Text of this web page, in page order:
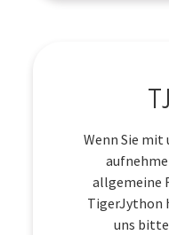
Wenn Sie
allgemeine
TigerJython
uns